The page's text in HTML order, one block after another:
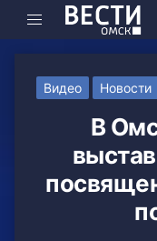
Видео Новости
В